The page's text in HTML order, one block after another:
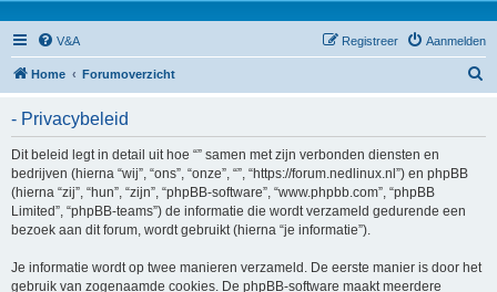
V&A Aanmelden
Registreer
Home Forumoverzicht
- Privacybeleid
Dit beleid legt in detail uit hoe “” samen met zijn verbonden diensten en
bedrijven (hierna “wij”, “ons”, “onze”, “”, “https://forum.nedlinux.nl”) en phpBB
(hierna “zij”, “hun”, “zijn”, “phpBB-software”, “www.phpbb.com”, “phpBB
Limited”, “phpBB-teams”) de informatie die wordt verzameld gedurende een
bezoek aan dit forum, wordt gebruikt (hierna “je informatie”).
Je informatie wordt op twee manieren verzameld. De eerste manier is door het
gebruik van zogenaamde cookies. De phpBB-software maakt meerdere